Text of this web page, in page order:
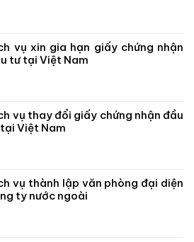
vụ xin gia hạn giấy chứng nhận
tư tại Việt Nam
vụ thay đổi giấy chứng nhận đầu
Việt Nam
vụ thành lập văn phòng đại diện
ty nước ngoài